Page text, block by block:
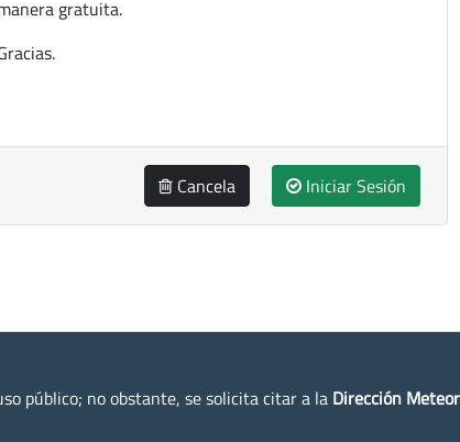
gratuita.
Cancela Iniciar Sesión
público; no obstante, se solicita citar a la Dirección